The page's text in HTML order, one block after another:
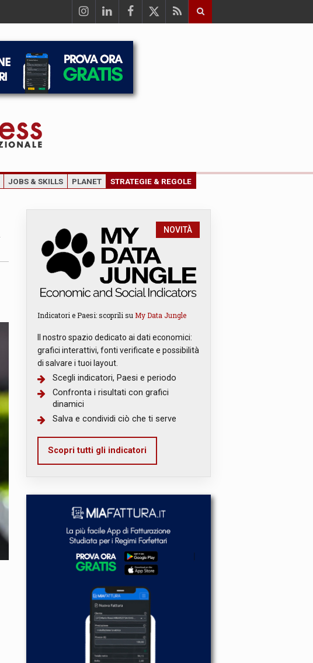
JOBS & SKILLS PLANET STRATEGIE & REGOLE
NOVITÀ
Indicatori e Paesi: scoprili su My Data Jungle
Il nostro spazio dedicato ai dati economici:
grafici interattivi, fonti verificate e possibilità
di salvare i tuoi layout.
Scegli indicatori, Paesi e periodo
Confronta i risultati con grafici
dinamici
Salva e condividi ciò che ti serve
Scopri tutti gli indicatori